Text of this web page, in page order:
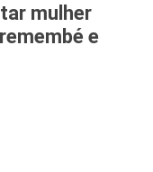
mulher
e